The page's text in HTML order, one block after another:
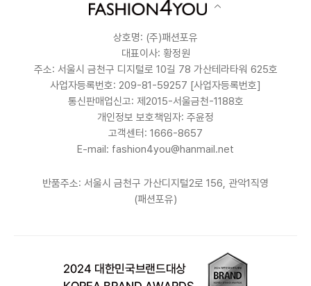
상호명: (주)패션포유
대표이사: 황정원
주소: 서울시 금천구 디지털로 10길 78 가산테라타워 625호
사업자등록번호: 209-81-59257 [사업자등록번호]
통신판매업신고: 제2015-서울금천-1188호
개인정보 보호책임자: 주윤정
고객센터: 1666-8657
E-mail: fashion4you@hanmail.net
반품주소: 서울시 금천구 가산디지털2로 156, 관악1직영
(패션포유)